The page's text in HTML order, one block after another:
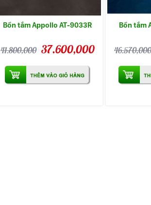
Bồn tắm Appollo AT-9033R
41.800,000 37.600,000
Bồn tắm
46.570,000